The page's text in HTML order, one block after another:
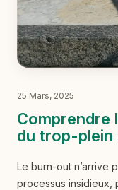
25 Mars, 2025
Comprendre
du trop-plein
Le burn-out n’arrive
processus insidieux,